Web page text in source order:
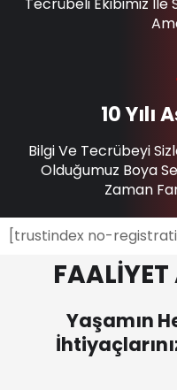
10 Yılı
Bilgi Ve Tecrübeyi
Olduğumuz Boya
Zaman
[trustindex no-
Yaşamın